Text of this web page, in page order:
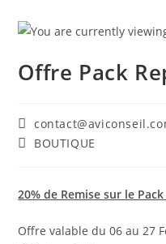
Offre Pack
BOUTIQUE
20% de Remise sur le
Offre valable du 06 au 27